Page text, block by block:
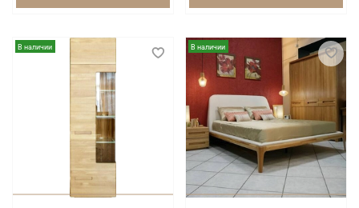
В наличии В наличии